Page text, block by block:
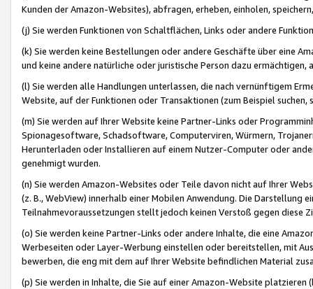
Kunden der Amazon-Websites), abfragen, erheben, einholen,
(j) Sie werden Funktionen von Schaltflächen, Links oder andere
(k) Sie werden keine Bestellungen oder andere Geschäfte über eine
und keine andere natürliche oder juristische Person dazu
(l) Sie werden alle Handlungen unterlassen, die nach vernünftigem
Website, auf der Funktionen oder Transaktionen (zum Beispiel
(m) Sie werden auf Ihrer Website keine Partner-Links oder
Spionagesoftware, Schadsoftware, Computerviren, Würmern,
Herunterladen oder Installieren auf einem Nutzer-Computer oder
genehmigt wurden.
(n) Sie werden Amazon-Websites oder Teile davon nicht auf Ihrer
(z. B., WebView) innerhalb einer Mobilen Anwendung. Die Darstellung
Teilnahmevoraussetzungen stellt jedoch keinen Verstoß gegen diese
(o) Sie werden keine Partner-Links oder andere Inhalte, die eine
Werbeseiten oder Layer-Werbung einstellen oder bereitstellen, mit
bewerben, die eng mit dem auf Ihrer Website befindlichen Material
(p) Sie werden in Inhalte, die Sie auf einer Amazon-Website